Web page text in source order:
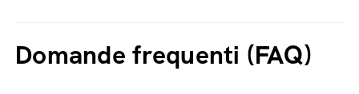
Domande frequenti (FAQ)